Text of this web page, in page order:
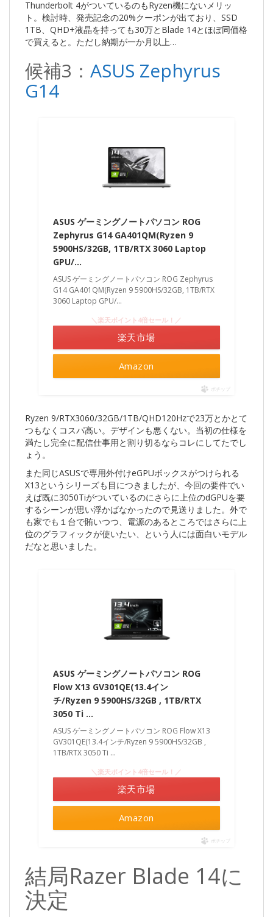
Thunderbolt 4がついているのもRyzen機にないメリッ
ト。検討時、発売記念の20%クーポンが出ており、SSD
1TB、QHD+液晶を持っても30万とBlade 14とほぼ同価格
で買えると。ただし納期が一か月以上…
候補3： ASUS Zephyrus
G14
ASUS ゲーミングノートパソコン ROG
Zephyrus G14 GA401QM(Ryzen 9
5900HS/32GB, 1TB/RTX 3060 Laptop
GPU/…
ASUS ゲーミングノートパソコン ROG Zephyrus
G14 GA401QM(Ryzen 9 5900HS/32GB, 1TB/RTX
3060 Laptop GPU/...
Amazon
＼楽天ポイント4倍セール！／
楽天市場
ポチップ
Ryzen 9/RTX3060/32GB/1TB/QHD120Hzで23万とかとて
つもなくコスパ高い。デザインも悪くない。当初の仕様を
満たし完全に配信仕事用と割り切るならコレにしてたでし
ょう。
また同じASUSで専用外付けeGPUボックスがつけられる
X13というシリーズも目につきましたが、今回の要件でい
えば既に3050Tiがついているのにさらに上位のdGPUを要
するシーンが思い浮かばなかったので見送りました。外で
も家でも１台で賄いつつ、電源のあるところではさらに上
位のグラフィックが使いたい、という人には面白いモデル
だなと思いました。
ASUS ゲーミングノートパソコン ROG
Flow X13 GV301QE(13.4イン
チ/Ryzen 9 5900HS/32GB , 1TB/RTX
3050 Ti …
ASUS ゲーミングノートパソコン ROG Flow X13
GV301QE(13.4インチ/Ryzen 9 5900HS/32GB ,
1TB/RTX 3050 Ti ...
Amazon
＼楽天ポイント4倍セール！／
楽天市場
ポチップ
結局Razer Blade 14に
決定